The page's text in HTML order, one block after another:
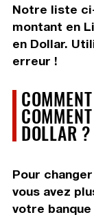
Notre liste
montant en
en Dollar.
erreur !
DOLLAR ?
Pour
vous avez
votre